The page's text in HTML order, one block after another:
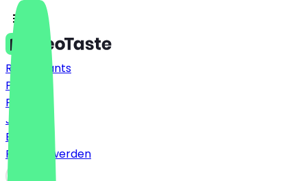
Restaurants
Preise
FAQ
Jobs
Blog
Partner werden